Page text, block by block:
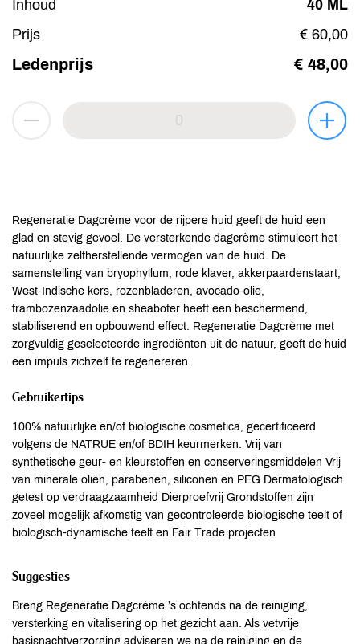
Inhoud
40 ML
Prijs
€ 60,00
Ledenprijs € 48,00
Regeneratie Dagcrème voor de rijpere huid geeft de huid een
glad en stevig gevoel. De versterkende dagcrème stimuleert het
natuurlijke zelfherstellende vermogen van de huid. De
samenstelling van bryophyllum, rode klaver, akkerpaardenstaart,
West-Indische kers, rozenbladeren, avocado-olie,
frambozenzaadolie en sheaboter heeft een beschermend,
stabiliserend en opbouwend effect. Regeneratie Dagcrème met
zorgvuldig geselecteerde ingrediënten uit de natuur, geeft de huid
een impuls zichzelf te regenereren.
Gebruikertips
100% natuurlijke en/of biologische cosmetica, gecertificeerd
volgens de NATRUE en/of BDIH keurmerken. Vrij van
synthetische geur- en kleurstoffen en conserveringsmiddelen Vrij
van minerale oliën, parabenen, siliconen en PEG Dermatologisch
getest op verdraagzaamheid Dierproefvrij Grondstoffen zijn
zoveel mogelijk afkomstig van gecontroleerde biologische teelt of
biologisch-dynamische teelt en Fair Trade projecten
Suggesties
Breng Regeneratie Dagcrème ’s ochtends na de reiniging,
versterking en vitalisering op het gezicht aan. Als vetvrije
basisnachtverzorging adviseren we na de reiniging en de